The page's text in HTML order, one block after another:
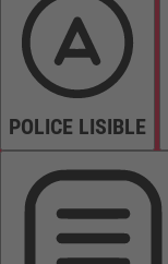
POLICE LISIBLE